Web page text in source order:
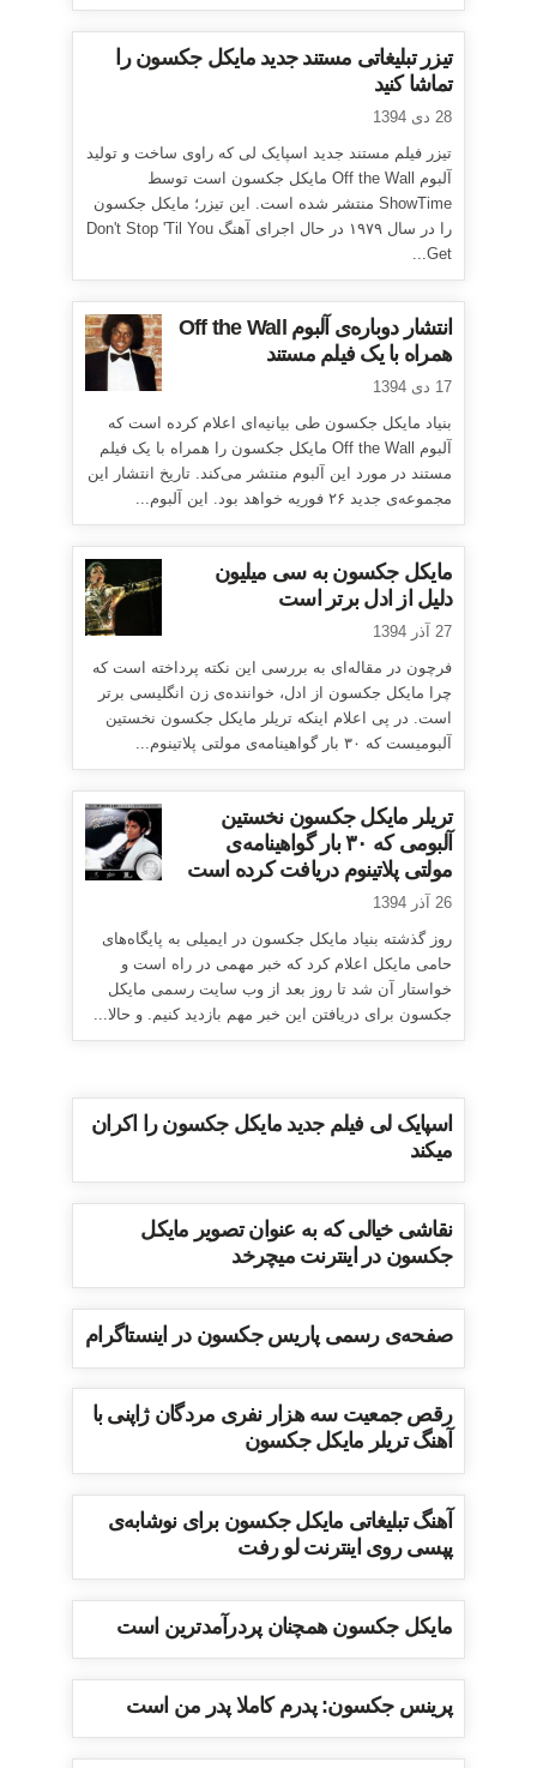
تیزر تبلیغاتی مستند جدید مایکل جکسون را
تماشا کنید
28 دی 1394
تیزر فیلم مستند جدید اسپایک لی که راوی ساخت و تولید
آلبوم Off the Wall مایکل جکسون است توسط
ShowTime منتشر شده است. این تیزر؛ مایکل جکسون
را در سال ۱۹۷۹ در حال اجرای آهنگ Don't Stop 'Til You
Get...
انتشار دوباره‌ی آلبوم Off the Wall
همراه با یک فیلم مستند
17 دی 1394
بنیاد مایکل جکسون طی بیانیه‌ای اعلام کرده است که
آلبوم Off the Wall مایکل جکسون را همراه با یک فیلم
مستند در مورد این آلبوم منتشر می‌کند. تاریخ انتشار این
مجموعه‌ی جدید ۲۶ فوریه خواهد بود. این آلبوم...
مایکل جکسون به سی میلیون
دلیل از ادل برتر است
27 آذر 1394
فرچون در مقاله‌ای به بررسی این نکته پرداخته است که
چرا مایکل جکسون از ادل، خواننده‌ی زن انگلیسی برتر
است. در پی اعلام اینکه تریلر مایکل جکسون نخستین
آلبومیست که ۳۰ بار گواهینامه‌ی مولتی پلاتینوم...
تریلر مایکل جکسون نخستین
آلبومی که ۳۰ بار گواهینامه‌ی
مولتی پلاتینوم دریافت کرده است
26 آذر 1394
روز گذشته بنیاد مایکل جکسون در ایمیلی به پایگاه‌های
حامی مایکل اعلام کرد که خبر مهمی در راه است و
خواستار آن شد تا روز بعد از وب سایت رسمی مایکل
جکسون برای دریافتن این خبر مهم بازدید کنیم. و حالا...
اسپایک لی فیلم جدید مایکل جکسون را اکران
میکند
نقاشی خیالی که به عنوان تصویر مایکل
جکسون در اینترنت میچرخد
صفحه‌ی رسمی پاریس جکسون در اینستاگرام
رقص جمعیت سه هزار نفری مردگان ژاپنی با
آهنگ تریلر مایکل جکسون
آهنگ تبلیغاتی مایکل جکسون برای نوشابه‌ی
پپسی روی اینترنت لو رفت
مایکل جکسون همچنان پردرآمدترین است
پرینس جکسون: پدرم کاملا پدر من است